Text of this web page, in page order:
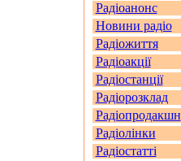
Радіоанонс
Новини радіо
Радіожиття
Радіоакції
Радіостанції
Радіорозклад
Радіопродакшн
Радіолінки
Радіостатті